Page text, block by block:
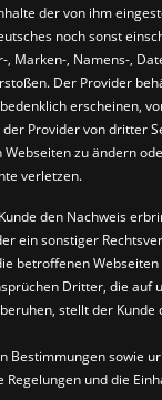
der von ihm
noch sonst
, Marken-, Namens-,
Der Provider
erscheinen,
der Provider von dritter
zu ändern
verletzen.
den Nachweis
ein sonstiger
betroffenen
Dritter, die auf
stellt der
Bestimmungen sowie
und die